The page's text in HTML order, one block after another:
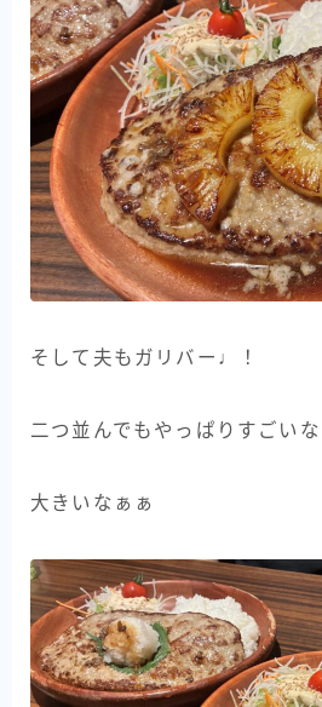
そして夫もガリバー♩！
二つ並んでもやっぱりすごい
大きいなぁぁ